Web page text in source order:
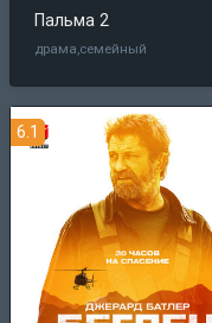
Пальма 2
драма,семейный
6.1